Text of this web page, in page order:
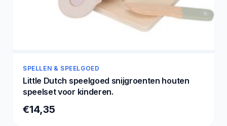
SPELLEN & SPEELGOED
Little Dutch speelgoed snijgroenten houten
speelset voor kinderen.
€14,35